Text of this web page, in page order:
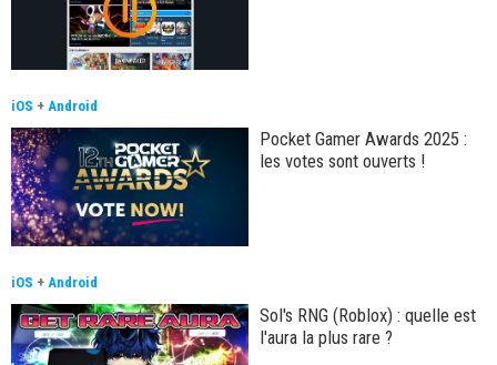
iOS + Android
Pocket Gamer Awards 2025 :
les votes sont ouverts !
iOS + Android
Sol's RNG (Roblox) : quelle est
l'aura la plus rare ?